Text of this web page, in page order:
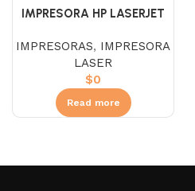
IMPRESORA HP LASERJET
IMPRESORAS, IMPRESORA
LASER
$0
Read more